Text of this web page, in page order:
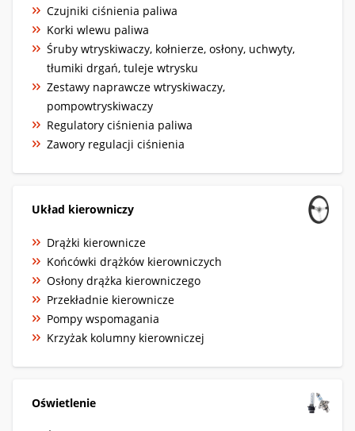
Czujniki ciśnienia paliwa
Korki wlewu paliwa
Śruby wtryskiwaczy, kołnierze, osłony, uchwyty,
tłumiki drgań, tuleje wtrysku
Zestawy naprawcze wtryskiwaczy,
pompowtryskiwaczy
Regulatory ciśnienia paliwa
Zawory regulacji ciśnienia
Układ kierowniczy
Drążki kierownicze
Końcówki drążków kierowniczych
Osłony drążka kierowniczego
Przekładnie kierownicze
Pompy wspomagania
Krzyżak kolumny kierowniczej
Oświetlenie